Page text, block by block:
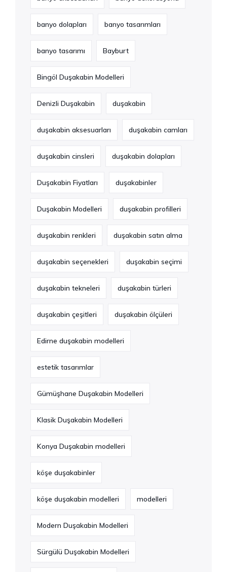
banyo dolapları banyo tasarımları
banyo tasarımı Bayburt
Bingöl Duşakabin Modelleri
Denizli Duşakabin duşakabin
duşakabin aksesuarları duşakabin camları
duşakabin cinsleri duşakabin dolapları
Duşakabin Fiyatları duşakabinler
Duşakabin Modelleri duşakabin profilleri
duşakabin renkleri duşakabin satın alma
duşakabin seçenekleri duşakabin seçimi
duşakabin tekneleri duşakabin türleri
duşakabin çeşitleri duşakabin ölçüleri
Edirne duşakabin modelleri
estetik tasarımlar
Gümüşhane Duşakabin Modelleri
Klasik Duşakabin Modelleri
Konya Duşakabin modelleri
köşe duşakabinler
köşe duşakabin modelleri modelleri
Modern Duşakabin Modelleri
Sürgülü Duşakabin Modelleri